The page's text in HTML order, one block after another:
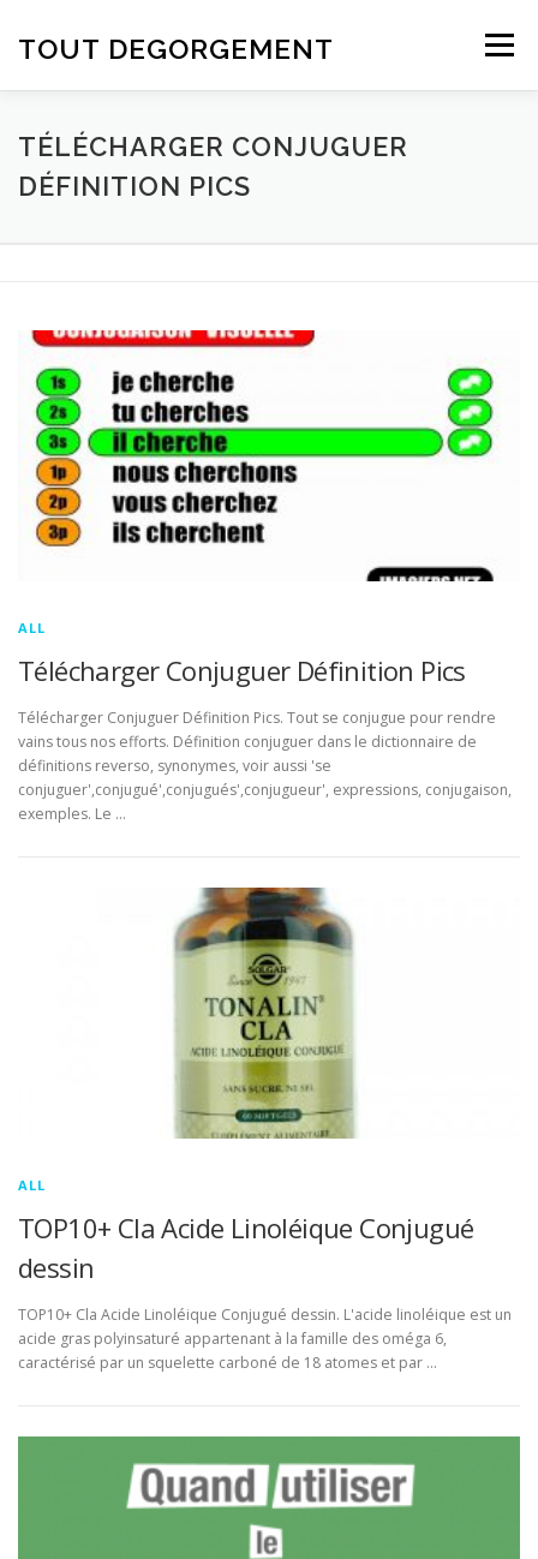
TOUT DEGORGEMENT Menu
TÉLÉCHARGER CONJUGUER
DÉFINITION PICS
ALL
Télécharger Conjuguer Définition Pics
Télécharger Conjuguer Définition Pics. Tout se conjugue pour rendre
vains tous nos efforts. Définition conjuguer dans le dictionnaire de
définitions reverso, synonymes, voir aussi 'se
conjuguer',conjugué',conjugués',conjugueur', expressions, conjugaison,
exemples. Le …
ALL
TOP10+ Cla Acide Linoléique Conjugué
dessin
TOP10+ Cla Acide Linoléique Conjugué dessin. L'acide linoléique est un
acide gras polyinsaturé appartenant à la famille des oméga 6,
caractérisé par un squelette carboné de 18 atomes et par …